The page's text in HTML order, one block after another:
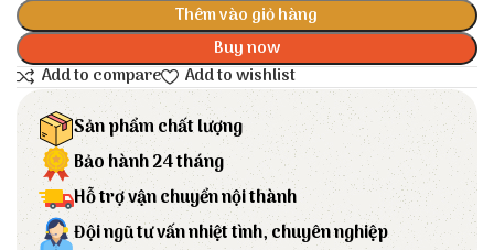
Thêm vào giỏ hàng
Buy now
Add to compare
Add to wishlist
Sản phẩm chất lượng
Bảo hành 24 tháng
Hỗ trợ vận chuyển nội thành
Đội ngũ tư vấn nhiệt tình, chuyên nghiệp